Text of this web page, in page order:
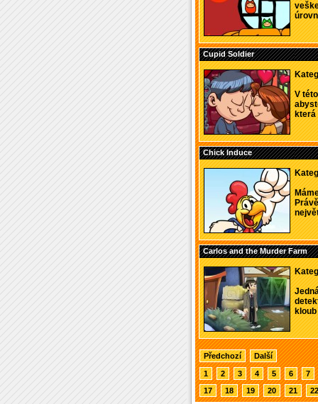
Cupid Soldier
V
která
Chick Induce
Carlos and the Murder Farm
kloub
Předchozí Další
1 2 3 4 5 6
7
17
18 19 20 21 22